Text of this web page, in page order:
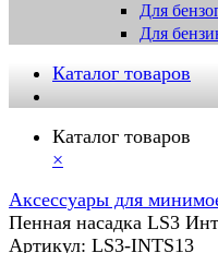
Для
Для
Каталог товаров
Каталог товаров
×
Аксессуары для
Пенная насадка LS3
Артикул: LS3-INTS13